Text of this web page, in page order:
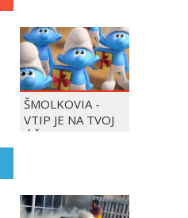
ŠMOLKOVIA -
VTIP JE NA TVOJ
ÚČET